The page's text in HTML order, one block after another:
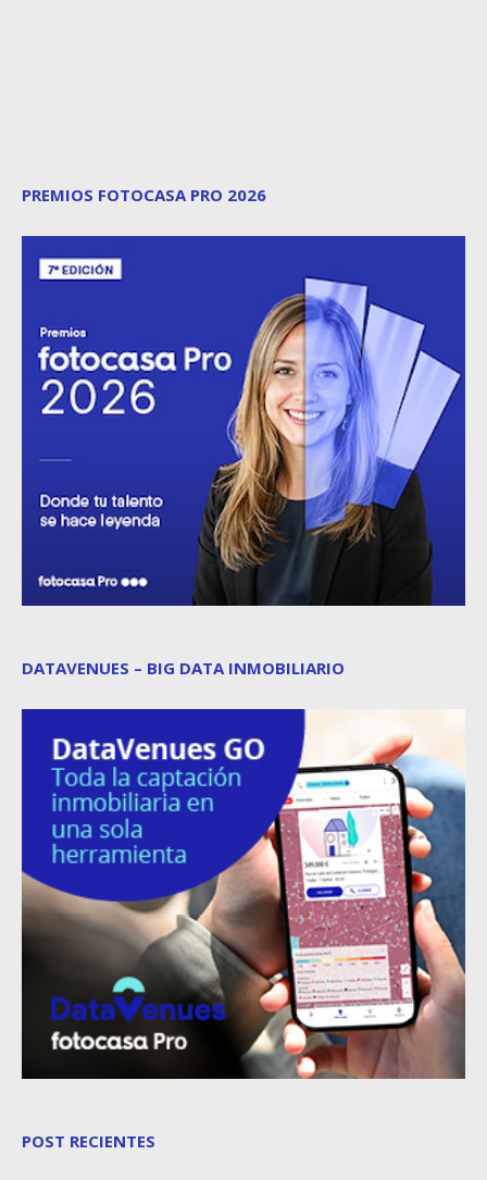
PREMIOS FOTOCASA PRO 2026
DATAVENUES – BIG DATA INMOBILIARIO
POST RECIENTES